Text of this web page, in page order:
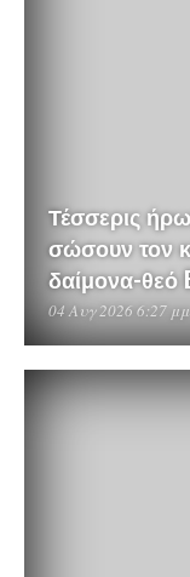
Τέσσερις
σώσουν τον
δαίμονα-θεό
04 Αυγ 2026 6:27 μμ